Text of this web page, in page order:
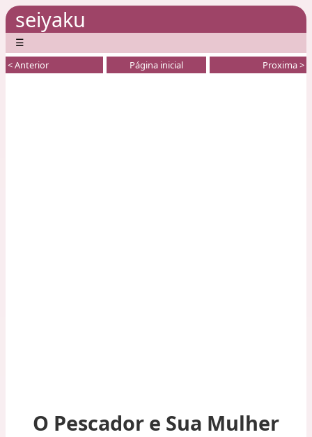
seiyaku
☰
< Anterior Página inicial Proxima >
O Pescador e Sua Mulher